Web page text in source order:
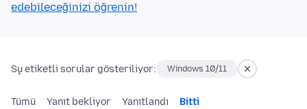
edebileceğinizi öğrenin!
Şu etiketli sorular gösteriliyor: Windows 10/11
Tümü Yanıt bekliyor Yanıtlandı Bitti